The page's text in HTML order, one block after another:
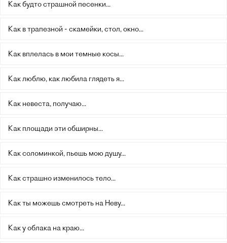
Как будто страшной песенки...
Как в трапезной - скамейки, стол, окно...
Как вплелась в мои темные косы...
Как люблю, как любила глядеть я...
Как невеста, получаю...
Как площади эти обширны...
Как соломинкой, пьешь мою душу...
Как страшно изменилось тело...
Как ты можешь смотреть на Неву...
Как у облака на краю...